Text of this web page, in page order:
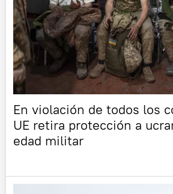
En violación de todos los
UE retira protección a
edad militar